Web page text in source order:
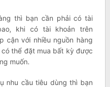
thì bạn cần phải có tài
khi có tài khoản trên
cận với nhiều nguồn hàng
thể đặt mua bất kỳ được
muốn.
nhu cầu tiêu dùng thì bạn